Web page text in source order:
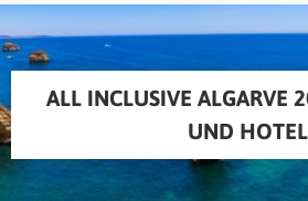
ALL INCLUSIVE ALGARVE
UND HOTEL